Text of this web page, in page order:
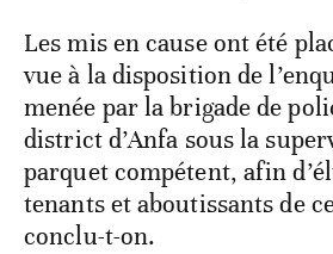
Les mis en cause ont été
vue à la disposition de
menée par la brigade de
district d’Anfa sous la
parquet compétent, afin
tenants et aboutissants de
conclu-t-on.